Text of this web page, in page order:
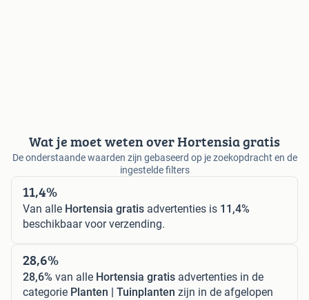
Wat je moet weten over Hortensia gratis
De onderstaande waarden zijn gebaseerd op je zoekopdracht en de
ingestelde filters
11,4%
Van alle Hortensia gratis advertenties is 11,4%
beschikbaar voor verzending.
28,6%
28,6% van alle Hortensia gratis advertenties in de
categorie Planten | Tuinplanten zijn in de afgelopen